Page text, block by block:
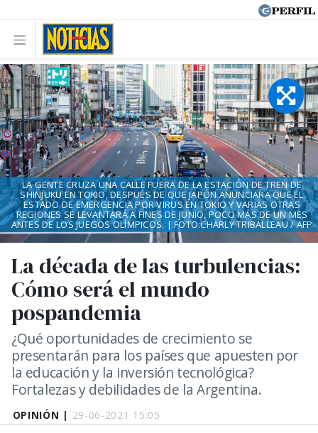
OPINIÓN | 29-06-2021 15:05
La década de las turbulencias:
Cómo será el mundo
pospandemia
¿Qué oportunidades de crecimiento se
presentarán para los países que apuesten por
la educación y la inversión tecnológica?
Fortalezas y debilidades de la Argentina.
LA GENTE CRUZA UNA CALLE FUERA DE LA ESTACIÓN DE TREN DE
SHINJUKU EN TOKIO, DESPUÉS DE QUE JAPÓN ANUNCIARA QUE EL
ESTADO DE EMERGENCIA POR VIRUS EN TOKIO Y VARIAS OTRAS
REGIONES SE LEVANTARÁ A FINES DE JUNIO, POCO MÁS DE UN MES
ANTES DE LOS JUEGOS OLÍMPICOS. | FOTO:CHARLY TRIBALLEAU / AFP